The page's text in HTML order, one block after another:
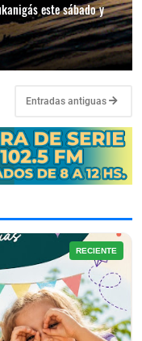
este sábado y
Entradas antiguas
RECIENTE